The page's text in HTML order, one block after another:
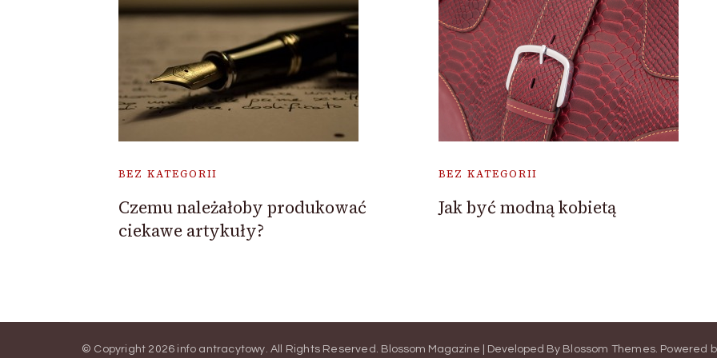
BEZ KATEGORII
Czemu należałoby produkować
ciekawe artykuły?
BEZ KATEGORII
Jak być modną kobietą
© Copyright 2026 info antracytowy. All Rights Reserved. Blossom Magazine | Developed By Blossom Themes. Powered